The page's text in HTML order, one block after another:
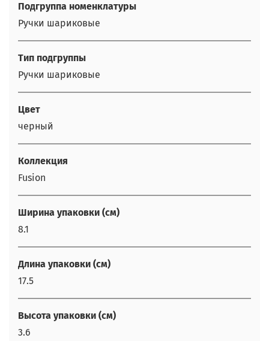
Подгруппа номенклатуры
Ручки шариковые
Тип подгруппы
Ручки шариковые
Цвет
черный
Коллекция
Fusion
Ширина упаковки (см)
8.1
Длина упаковки (см)
17.5
Высота упаковки (см)
3.6